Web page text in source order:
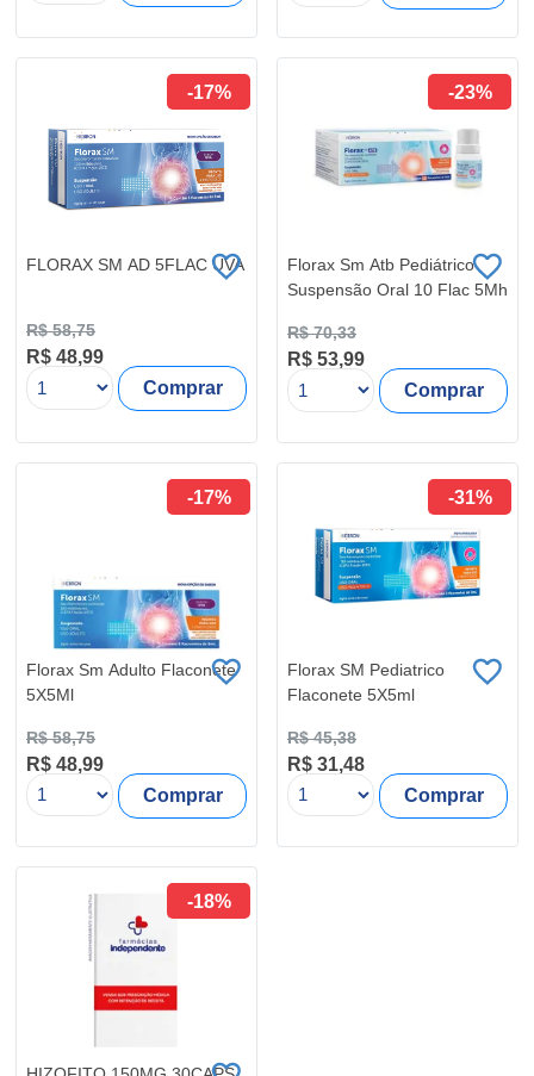
-17%
FLORAX SM AD 5FLAC UVA
R$ 58,75
R$ 48,99
Comprar
-23%
Florax Sm Atb Pediátrico
Suspensão Oral 10 Flac 5Mh
R$ 70,33
R$ 53,99
Comprar
-17%
Florax Sm Adulto Flaconete
5X5Ml
R$ 58,75
R$ 48,99
Comprar
-31%
Florax SM Pediatrico
Flaconete 5X5ml
R$ 45,38
R$ 31,48
Comprar
-18%